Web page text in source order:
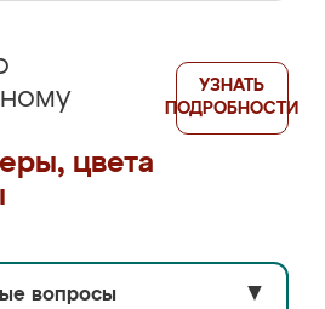
цвета
УЗНАТЬ
ПОДРОБНОСТИ
вопросы ▼